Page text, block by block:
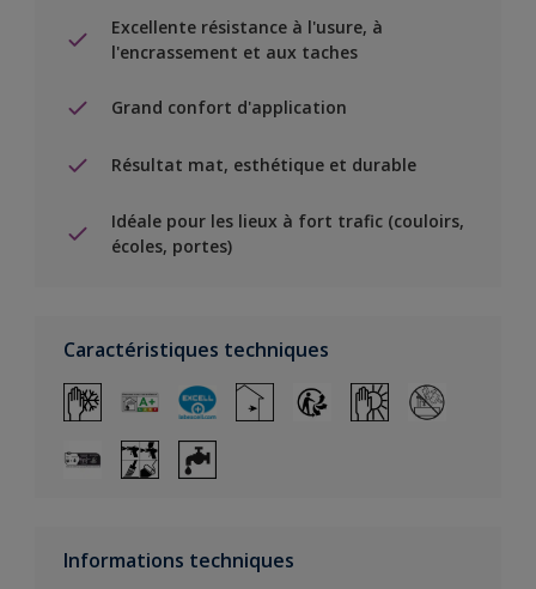
Excellente résistance à l'usure, à
l'encrassement et aux taches
Grand confort d'application
Résultat mat, esthétique et durable
Idéale pour les lieux à fort trafic (couloirs,
écoles, portes)
Caractéristiques techniques
Informations techniques